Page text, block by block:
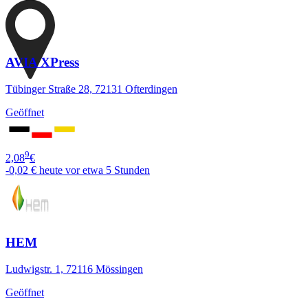
AVIA XPress
Tübinger Straße 28, 72131 Ofterdingen
Geöffnet
2,089€
-0,02 € heute vor etwa 5 Stunden
HEM
Ludwigstr. 1, 72116 Mössingen
Geöffnet